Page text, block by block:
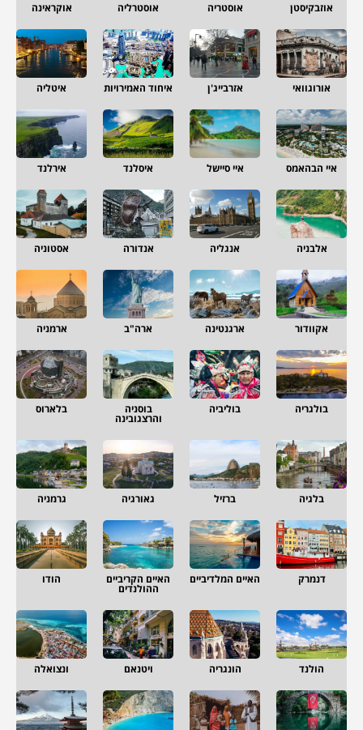
אוזבקיסטן אוסטריה אוסטרליה אוקראינה
אורוגוואי אזרבייג'ן איחוד האמירויות איטליה
איי הבהאמס איי סיישל איסלנד אירלנד
אלבניה אנגליה אנדורה אסטוניה
אקוודור ארגנטינה ארה"ב ארמניה
בולגריה בוליביה בוסניה
והרצגובינה
בלארוס
בלגיה ברזיל גאורגיה גרמניה
דנמרק האיים המלדיביים האיים הקריביים
ההולנדים
הודו
הולנד הונגריה ויטנאם ונצואלה